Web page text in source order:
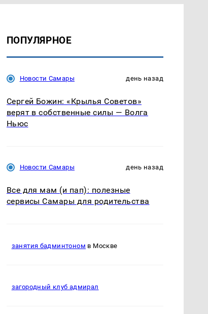
ПОПУЛЯРНОЕ
Новости Самары день назад
Сергей Божин: «Крылья Советов»
верят в собственные силы — Волга
Ньюс
Новости Самары день назад
Все для мам (и пап): полезные
сервисы Самары для родительства
занятия бадминтоном в Москве
загородный клуб адмирал